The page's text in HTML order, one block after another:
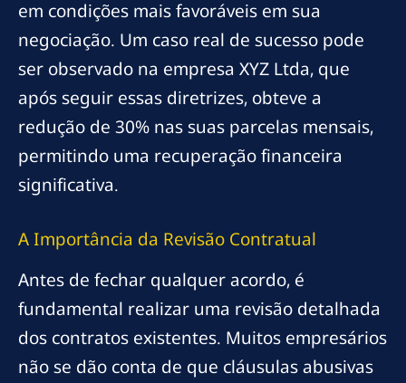
em condições mais favoráveis em sua
negociação. Um caso real de sucesso pode
ser observado na empresa XYZ Ltda, que
após seguir essas diretrizes, obteve a
redução de 30% nas suas parcelas mensais,
permitindo uma recuperação financeira
significativa.
A Importância da Revisão Contratual
Antes de fechar qualquer acordo, é
fundamental realizar uma revisão detalhada
dos contratos existentes. Muitos empresários
não se dão conta de que cláusulas abusivas